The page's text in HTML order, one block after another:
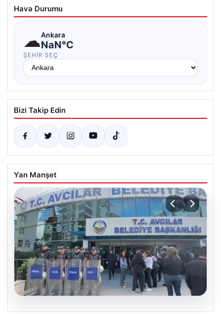
Hava Durumu
☁Ankara
NaN°C
ŞEHIR SEÇ
Bizi Takip Edin
Yan Manşet
05.08.2026